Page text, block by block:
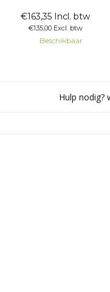
€163,35 Incl. btw
€135,00 Excl. btw
Beschikbaar
Hulp nodig?